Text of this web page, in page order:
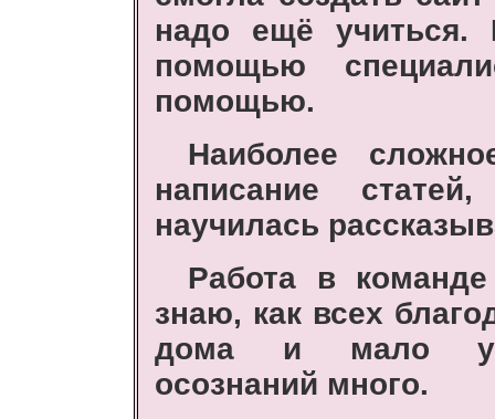
надо ещё учиться.
помощью
помощью.
Наиболее
написание
научилась
Работа в
знаю, как всех
дома и мало
осознаний много.